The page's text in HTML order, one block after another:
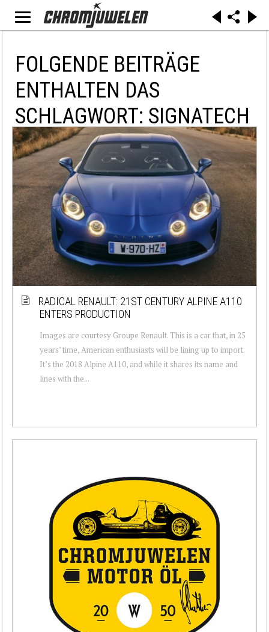
FOLGENDE BEITRÄGE
ENTHALTEN DAS
SCHLAGWORT: SIGNATECH
RADICAL RENAULT: 21ST CENTURY ALPINE A110
ENTERS PRODUCTION
Images are courtesy Groupe Renault. This is a car that, in 25
years’ time, American enthusiasts will be lining up to import.
It’s the 2018 Alpine A110, and while it shares its name and
lines with the...